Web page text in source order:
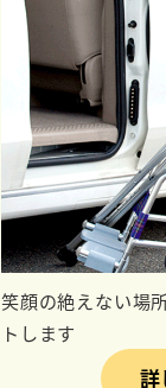
デイ
笑顔の絶えない場
トします
詳